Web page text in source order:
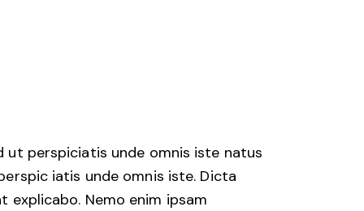
ut perspiciatis unde omnis iste natus
iatis unde omnis iste. Dicta
explicabo. Nemo enim ipsam